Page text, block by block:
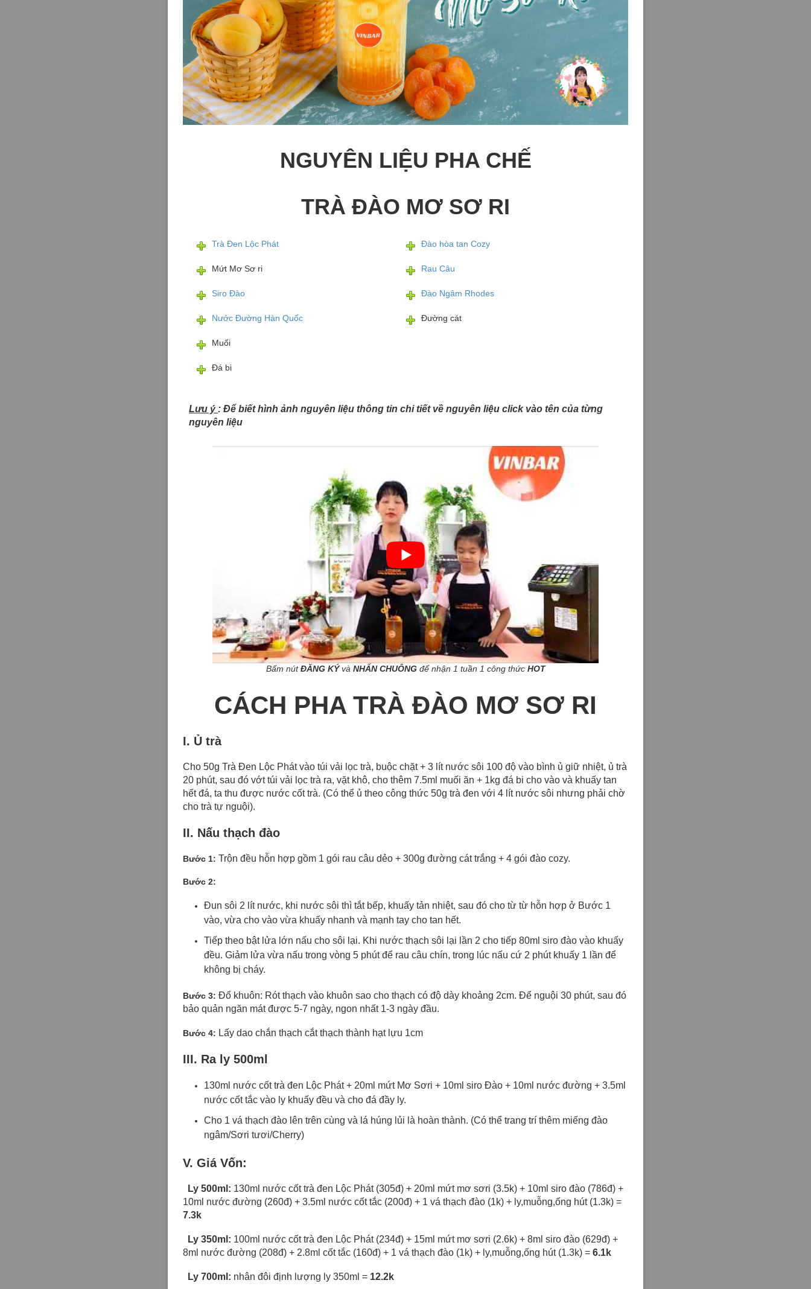
NGUYÊN LIỆU PHA CHẾ
TRÀ ĐÀO MƠ SƠ RI
Trà Đen Lộc Phát
Mứt Mơ Sơ ri
Siro Đào
Nước Đường Hàn Quốc
Muối
Đá bi
Đào hòa tan Cozy
Rau Câu
Đào Ngâm Rhodes
Đường cát
Lưu ý : Để biết hình ảnh nguyên liệu thông tin chi tiết về nguyên liệu click vào tên của từng
nguyên liệu
Bấm nútĐĂNG KÝvàNHẤN CHUÔNG để nhận 1 tuần 1 công thứcHOT
CÁCH PHA TRÀ ĐÀO MƠ SƠ RI
I. Ủ trà
Cho 50g Trà Đen Lộc Phát vào túi vải lọc trà, buộc chặt + 3 lít nước sôi 100 độ vào bình ủ giữ nhiệt, ủ trà
20 phút, sau đó vớt túi vải lọc trà ra, vặt khô, cho thêm 7.5ml muối ăn + 1kg đá bi cho vào và khuấy tan
hết đá, ta thu được nước cốt trà. (Có thể ủ theo công thức 50g trà đen với 4 lít nước sôi nhưng phải chờ
cho trà tự nguội).
II. Nấu thạch đào
Bước 1: Trộn đều hỗn hợp gồm 1 gói rau câu dẻo + 300g đường cát trắng + 4 gói đào cozy.
Bước 2:
Đun sôi 2 lít nước, khi nước sôi thì tắt bếp, khuấy tản nhiệt, sau đó cho từ từ hỗn hợp ở Bước 1
vào, vừa cho vào vừa khuấy nhanh và mạnh tay cho tan hết.
Tiếp theo bật lửa lớn nấu cho sôi lại. Khi nước thạch sôi lại lần 2 cho tiếp 80ml siro đào vào khuấy
đều. Giảm lửa vừa nấu trong vòng 5 phút để rau câu chín, trong lúc nấu cứ 2 phút khuấy 1 lần để
không bị cháy.
Bước 3: Đổ khuôn: Rót thạch vào khuôn sao cho thạch có độ dày khoảng 2cm. Để nguội 30 phút, sau đó
bảo quản ngăn mát được 5-7 ngày, ngon nhất 1-3 ngày đầu.
Bước 4: Lấy dao chắn thạch cắt thạch thành hạt lựu 1cm
III. Ra ly 500ml
130ml nước cốt trà đen Lộc Phát + 20ml mứt Mơ Sơri + 10ml siro Đào + 10ml nước đường + 3.5ml
nước cốt tắc vào ly khuấy đều và cho đá đầy ly.
Cho 1 vá thạch đào lên trên cùng và lá húng lủi là hoàn thành. (Có thể trang trí thêm miếng đào
ngâm/Sơri tươi/Cherry)
V. Giá Vốn:
Ly 500ml: 130ml nước cốt trà đen Lộc Phát (305đ) + 20ml mứt mơ sơri (3.5k) + 10ml siro đào (786đ) +
10ml nước đường (260đ) + 3.5ml nước cốt tắc (200đ) + 1 vá thạch đào (1k) + ly,muỗng,ống hút (1.3k) =
7.3k
Ly 350ml: 100ml nước cốt trà đen Lộc Phát (234đ) + 15ml mứt mơ sơri (2.6k) + 8ml siro đào (629đ) +
8ml nước đường (208đ) + 2.8ml cốt tắc (160đ) + 1 vá thạch đào (1k) + ly,muỗng,ống hút (1.3k) = 6.1k
Ly 700ml: nhân đôi định lượng ly 350ml = 12.2k